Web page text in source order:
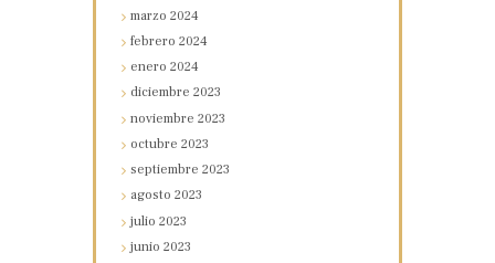
marzo2024
febrero2024
enero2024
diciembre2023
noviembre2023
octubre2023
septiembre2023
agosto2023
julio2023
junio2023